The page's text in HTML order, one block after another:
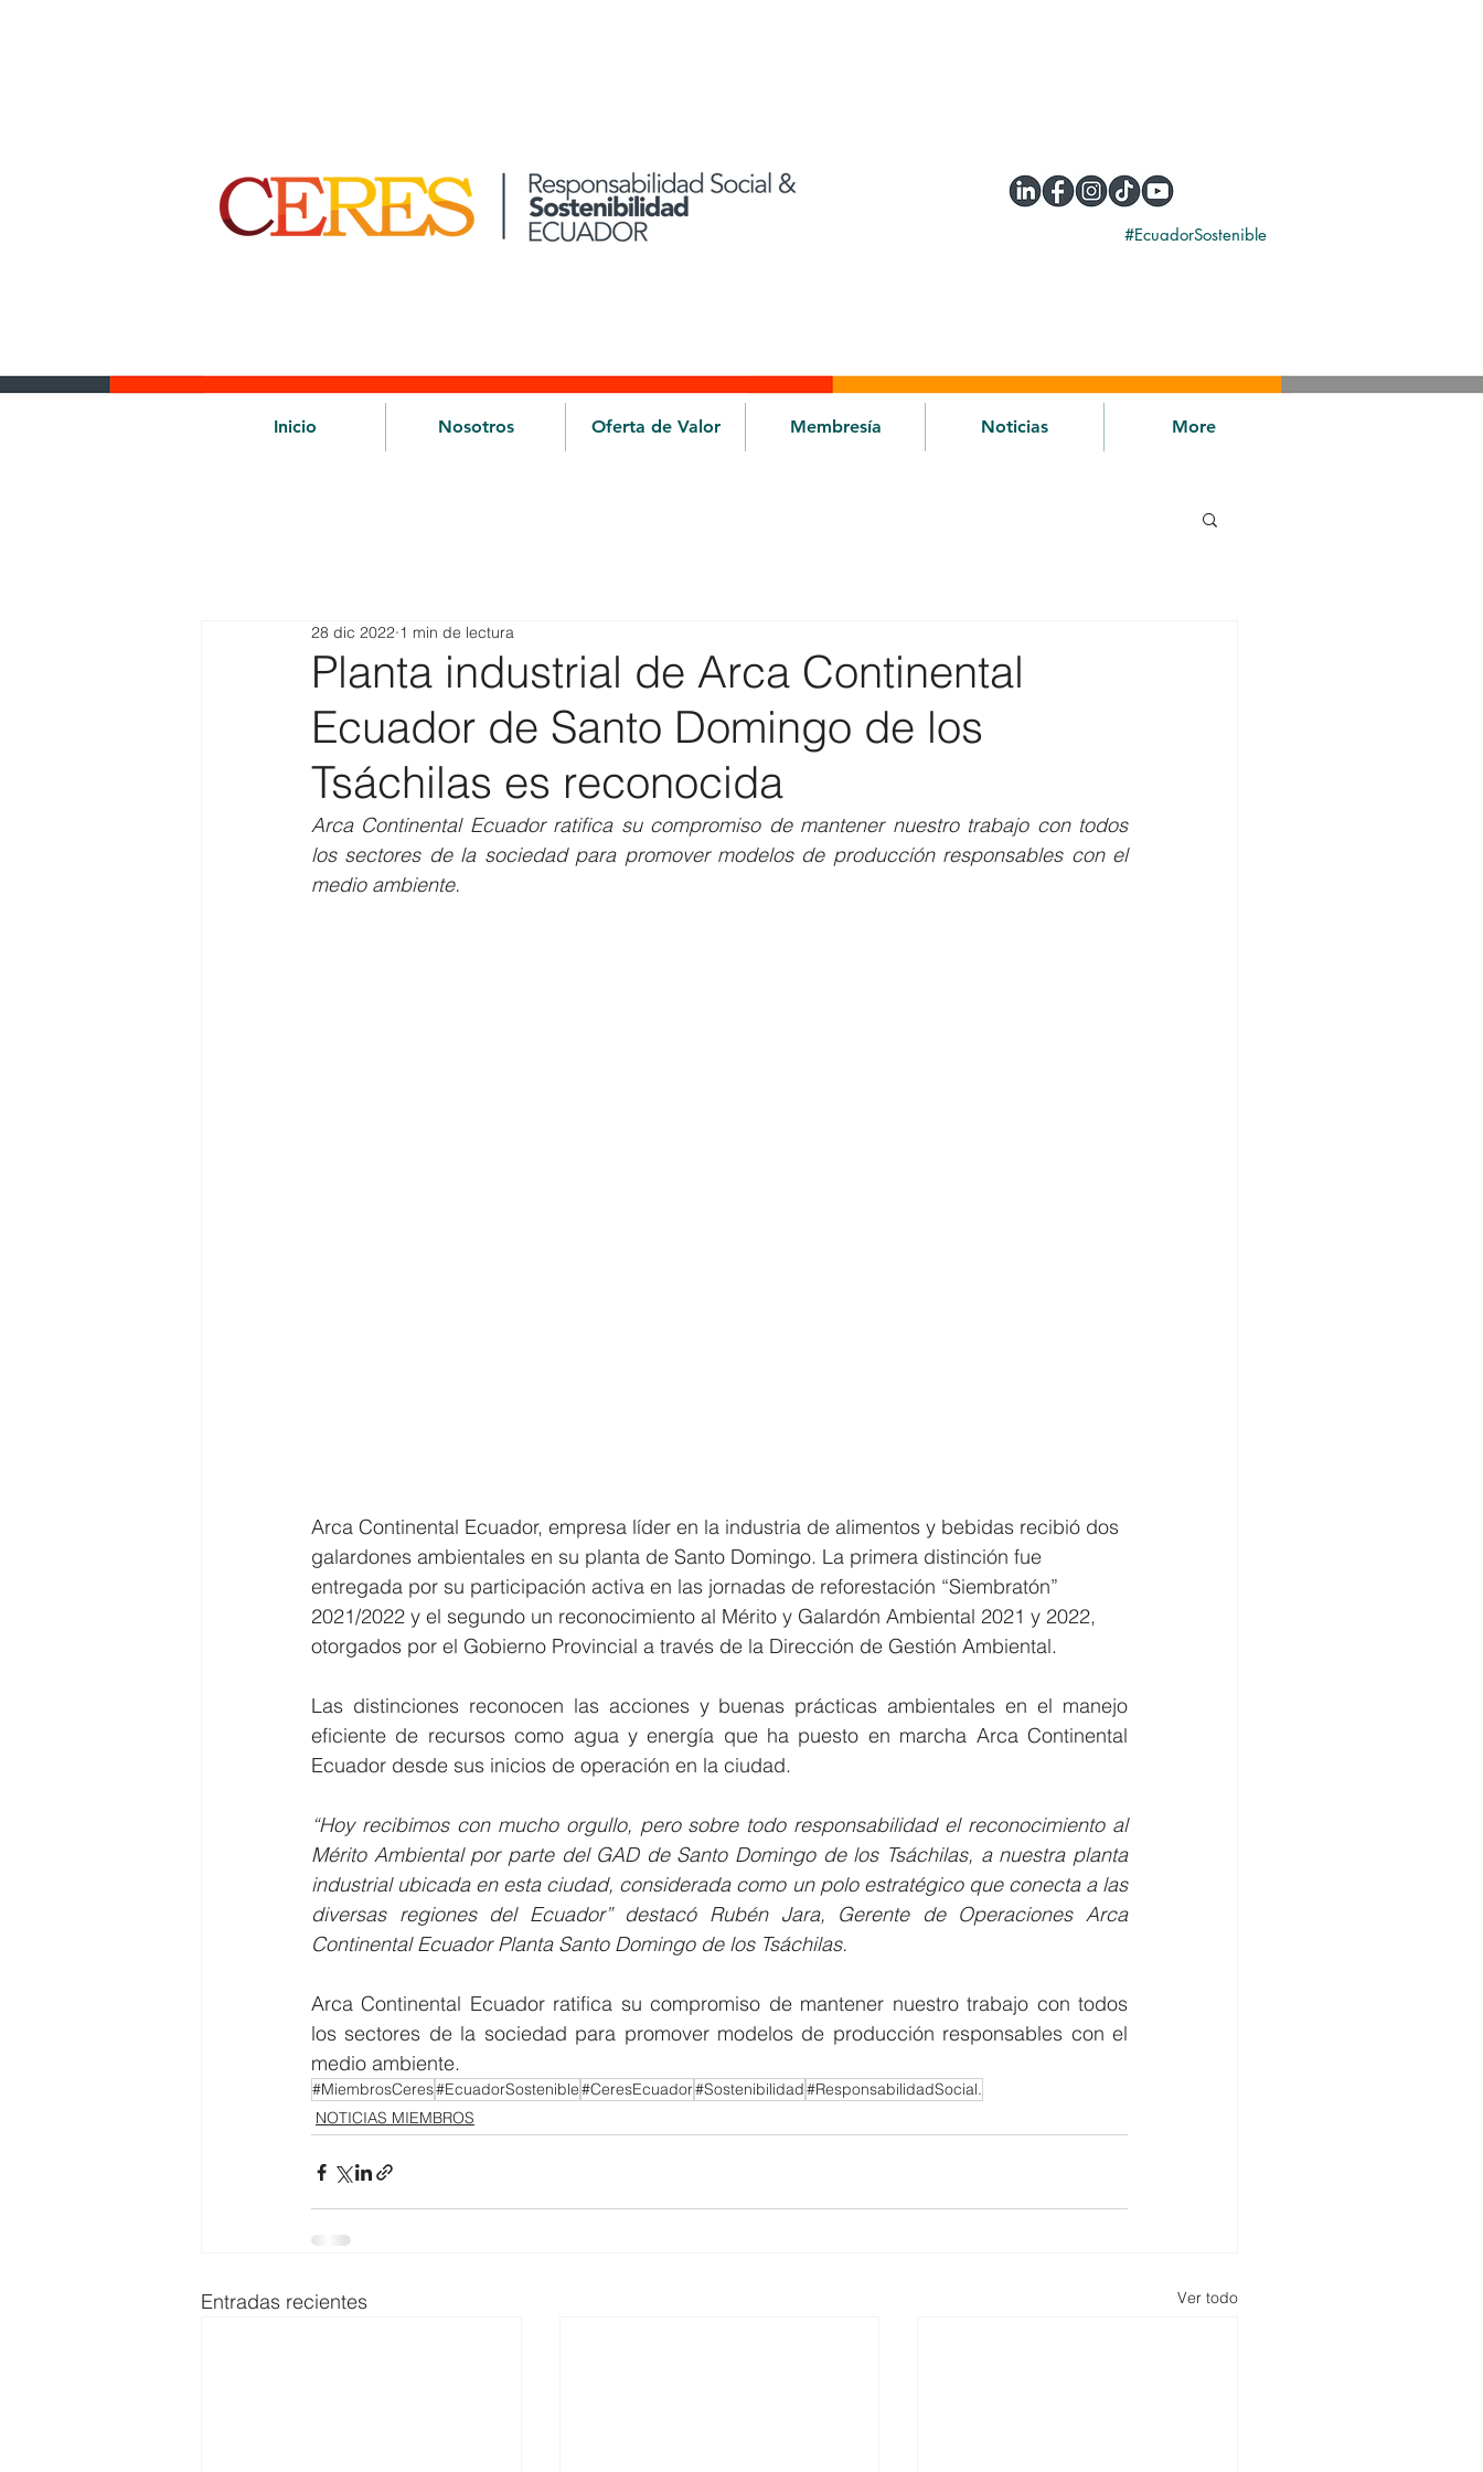
#EcuadorSostenible
Inicio Nosotros Oferta de Valor Membresía Noticias More
Planta industrial de Arca Continental
Ecuador de Santo Domingo de los
Tsáchilas es reconocida
28 dic 2022 1 min de lectura
Arca Continental Ecuador ratifica su compromiso de mantener nuestro trabajo con todos
los sectores de la sociedad para promover modelos de producción responsables con el
medio ambiente.
Arca Continental Ecuador, empresa líder en la industria de alimentos y bebidas recibió dos
galardones ambientales en su planta de Santo Domingo. La primera distinción fue
entregada por su participación activa en las jornadas de reforestación “Siembratón”
2021/2022 y el segundo un reconocimiento al Mérito y Galardón Ambiental 2021 y 2022,
otorgados por el Gobierno Provincial a través de la Dirección de Gestión Ambiental.
Las distinciones reconocen las acciones y buenas prácticas ambientales en el manejo
eficiente de recursos como agua y energía que ha puesto en marcha Arca Continental
Ecuador desde sus inicios de operación en la ciudad.
“Hoy recibimos con mucho orgullo, pero sobre todo responsabilidad el reconocimiento al
Mérito Ambiental por parte del GAD de Santo Domingo de los Tsáchilas, a nuestra planta
industrial ubicada en esta ciudad, considerada como un polo estratégico que conecta a las
diversas regiones del Ecuador” destacó Rubén Jara, Gerente de Operaciones Arca
Continental Ecuador Planta Santo Domingo de los Tsáchilas.
Arca Continental Ecuador ratifica su compromiso de mantener nuestro trabajo con todos
los sectores de la sociedad para promover modelos de producción responsables con el
medio ambiente.
#MiembrosCeres#EcuadorSostenible#CeresEcuador#Sostenibilidad#ResponsabilidadSocial.
NOTICIAS MIEMBROS
Entradas recientes Ver todo